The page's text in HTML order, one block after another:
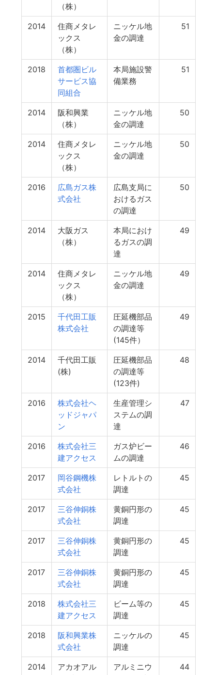
（株）
2014
住商メタレ
ックス
（株）
ニッケル地
金の調達
51
2018
首都圏ビル
サービス協
同組合
本局施設警
備業務
51
2014
阪和興業
（株）
ニッケル地
金の調達
50
2014
住商メタレ
ックス
（株）
ニッケル地
金の調達
50
2016
広島ガス株
式会社
広島支局に
おけるガス
の調達
50
2014
大阪ガス
（株）
本局におけ
るガスの調
達
49
2014
住商メタレ
ックス
（株）
ニッケル地
金の調達
49
2015
千代田工販
株式会社
圧延機部品
の調達等
(145件）
49
2014
千代田工販
(株)
圧延機部品
の調達等
(123件)
48
2016
株式会社ヘ
ッドジャパ
ン
生産管理シ
ステムの調
達
47
2016
株式会社三
建アクセス
ガス炉ビー
ムの調達
46
2017
岡谷鋼機株
式会社
レトルトの
調達
45
2017
三谷伸銅株
式会社
黄銅円形の
調達
45
2017
三谷伸銅株
式会社
黄銅円形の
調達
45
2017
三谷伸銅株
式会社
黄銅円形の
調達
45
2018
株式会社三
建アクセス
ビーム等の
調達
45
2018
阪和興業株
式会社
ニッケルの
調達
45
2014
アカオアル
アルミニウ
44